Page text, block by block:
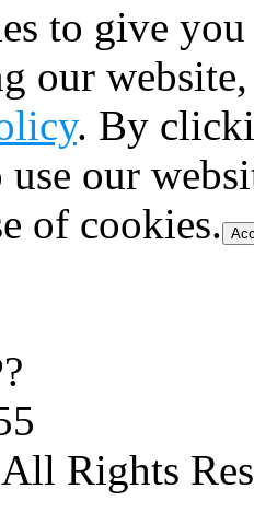
to give
our
. By
our
of cookies.
Rights